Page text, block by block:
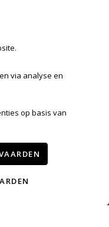
via analyse en
op basis van